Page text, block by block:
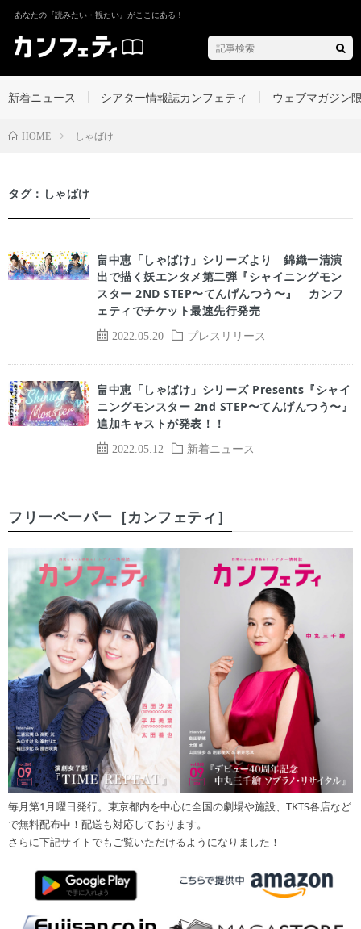
あなたの『読みたい・観たい』がここにある！
新着ニュース シアター情報誌カンフェティ ウェブマガジン
HOME しゃばけ
タグ：しゃばけ
2022.05.20 プレスリリース
畠中恵「しゃばけ」シリーズより 錦織⼀清演
出で描く妖エンタメ第二弾『シャイニングモン
スター 2ND STEP〜てんげんつう〜』 カンフ
ェティでチケット最速先行発売
2022.05.12 新着ニュース
畠中恵「しゃばけ」シリーズ Presents『シャイ
ニングモンスター 2nd STEP〜てんげんつう〜』
追加キャストが発表！！
フリーペーパー［カンフェティ］
毎月第1月曜日発行。東京都内を中心に全国の劇場や施設、TKTS各店など
で無料配布中！配送も対応しております。
さらに下記サイトでもご覧いただけるようになりました！